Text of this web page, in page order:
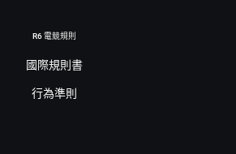
R6 電競規則
國際規則書
行為準則